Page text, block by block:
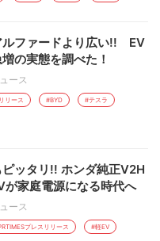
ルファードより広い!! EV
の実態を調べた！
ース
リース #BYD #テスラ
ッタリ!! ホンダ純正V2H
が家庭電源になる時代へ
ース
プレスリリース #軽EV